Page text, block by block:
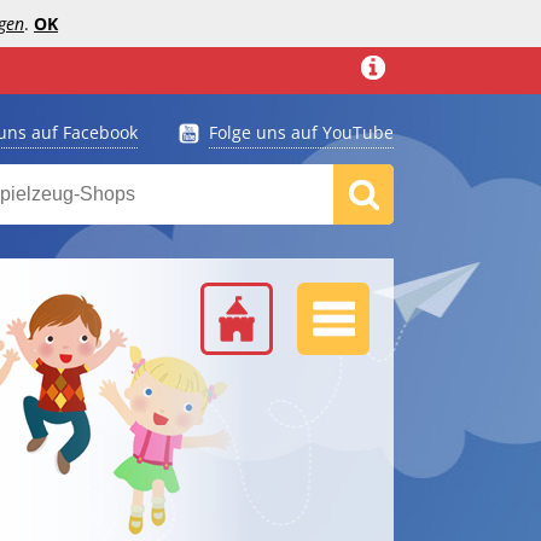
. OK
auf Facebook Folge uns auf YouTube